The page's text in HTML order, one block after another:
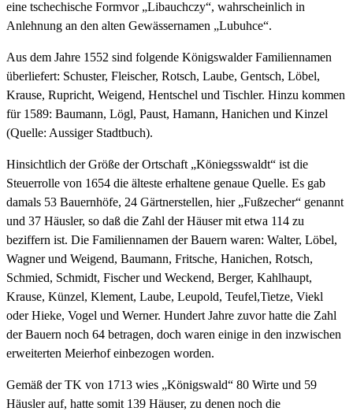
eine tschechische Formvor „Libauchczy“, wahrscheinlich in
Anlehnung an den alten Gewässernamen „Lubuhce“.
Aus dem Jahre 1552 sind folgende Königswalder Familiennamen
überliefert: Schuster, Fleischer, Rotsch, Laube, Gentsch, Löbel,
Krause, Rupricht, Weigend, Hentschel und Tischler. Hinzu kommen
für 1589: Baumann, Lögl, Paust, Hamann, Hanichen und Kinzel
(Quelle: Aussiger Stadtbuch).
Hinsichtlich der Größe der Ortschaft „Köniegsswaldt“ ist die
Steuerrolle von 1654 die älteste erhaltene genaue Quelle. Es gab
damals 53 Bauernhöfe, 24 Gärtnerstellen, hier „Fußzecher“ genannt
und 37 Häusler, so daß die Zahl der Häuser mit etwa 114 zu
beziffern ist. Die Familiennamen der Bauern waren: Walter, Löbel,
Wagner und Weigend, Baumann, Fritsche, Hanichen, Rotsch,
Schmied, Schmidt, Fischer und Weckend, Berger, Kahlhaupt,
Krause, Künzel, Klement, Laube, Leupold, Teufel,Tietze, Viekl
oder Hieke, Vogel und Werner. Hundert Jahre zuvor hatte die Zahl
der Bauern noch 64 betragen, doch waren einige in den inzwischen
erweiterten Meierhof einbezogen worden.
Gemäß der TK von 1713 wies „Königswald“ 80 Wirte und 59
Häusler auf, hatte somit 139 Häuser, zu denen noch die